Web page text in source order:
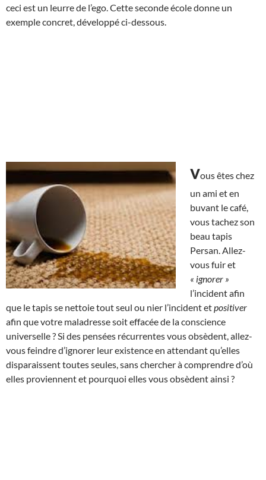
ceci est un leurre de l’ego. Cette seconde école donne un
exemple concret, développé ci-dessous.
vous êtes chez
un ami et en
buvant le café,
vous tachez son
beau tapis
Persan. Allez-
vous fuir et
« ignorer »
l’incident afin
que le tapis se nettoie tout seul ou nier l’incident etpositiver
afin que votre maladresse soit effacée de la conscience
universelle ? Si des pensées récurrentes vous obsèdent, allez-
vous feindre d’ignorer leur existence en attendant qu’elles
disparaissent toutes seules, sans chercher à comprendre d’où
elles proviennent et pourquoi elles vous obsèdent ainsi ?